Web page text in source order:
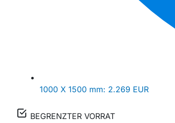
1000 X 1500 mm: 2.269 EUR
BEGRENZTER VORRAT